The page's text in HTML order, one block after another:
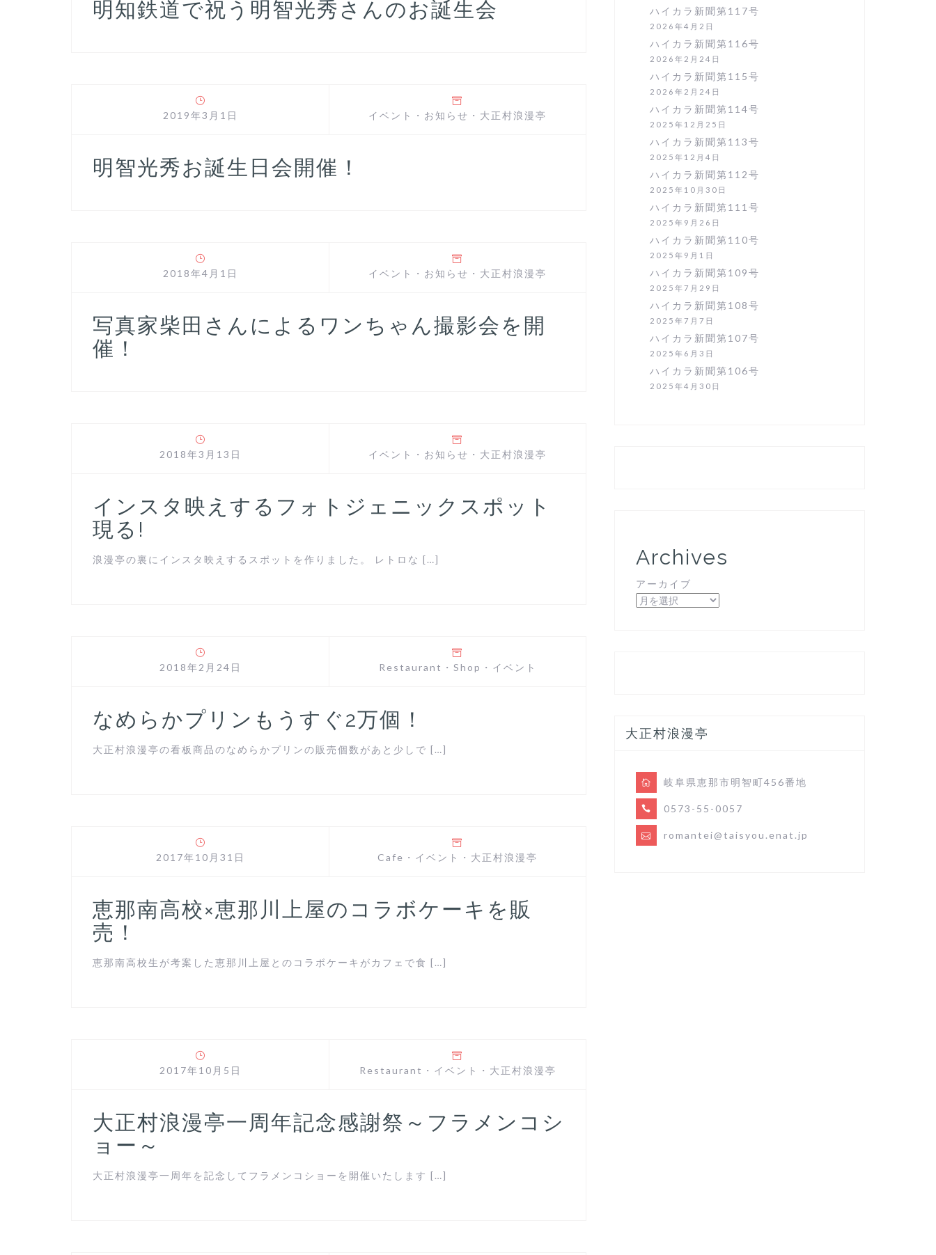
明知鉄道で祝う明智光秀さんのお誕生会
2019年3月1日 イベント ・ お知らせ ・ 大正村浪漫亭
明智光秀お誕生日会開催！
2018年4月1日 イベント ・ お知らせ ・ 大正村浪漫亭
写真家柴田さんによるワンちゃん撮影会を開
催！
2018年3月13日 イベント ・ お知らせ ・ 大正村浪漫亭
インスタ映えするフォトジェニックスポット
現る!
浪漫亭の裏にインスタ映えするスポットを作りました。 レトロな […]
2018年2月24日 Restaurant ・ Shop ・ イベント
なめらかプリンもうすぐ2万個！
大正村浪漫亭の看板商品のなめらかプリンの販売個数があと少しで […]
2017年10月31日 Cafe ・ イベント ・ 大正村浪漫亭
恵那南高校×恵那川上屋のコラボケーキを販
売！
恵那南高校生が考案した恵那川上屋とのコラボケーキがカフェで食 […]
2017年10月5日 Restaurant ・ イベント ・ 大正村浪漫亭
大正村浪漫亭一周年記念感謝祭～フラメンコシ
ョー～
大正村浪漫亭一周年を記念してフラメンコショーを開催いたします […]
ハイカラ新聞第117号
2026年4月2日
ハイカラ新聞第116号
2026年2月24日
ハイカラ新聞第115号
2026年2月24日
ハイカラ新聞第114号
2025年12月25日
ハイカラ新聞第113号
2025年12月4日
ハイカラ新聞第112号
2025年10月30日
ハイカラ新聞第111号
2025年9月26日
ハイカラ新聞第110号
2025年9月1日
ハイカラ新聞第109号
2025年7月29日
ハイカラ新聞第108号
2025年7月7日
ハイカラ新聞第107号
2025年6月3日
ハイカラ新聞第106号
2025年4月30日
Archives
アーカイブ
大正村浪漫亭
岐阜県恵那市明智町456番地
0573-55-0057
romantei@taisyou.enat.jp